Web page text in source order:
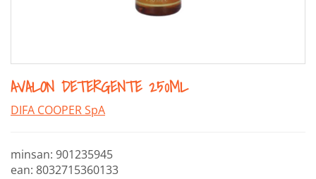
AVALON DETERGENTE 250ML
DIFA COOPER SpA
minsan: 901235945
ean: 8032715360133